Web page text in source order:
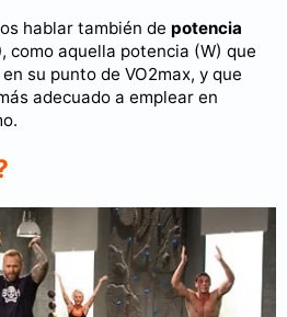
hablar también de potencia
, como aquella potencia (W) que
su punto de VO2max, y que
adecuado a emplear en